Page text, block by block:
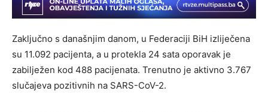
Zaključno s današnjim danom, u Federaciji BiH izliječena
su 11.092 pacijenta, a u protekla 24 sata oporavak je
zabilježen kod 488 pacijenata. Trenutno je aktivno 3.767
slučajeva pozitivnih na SARS-CoV-2.